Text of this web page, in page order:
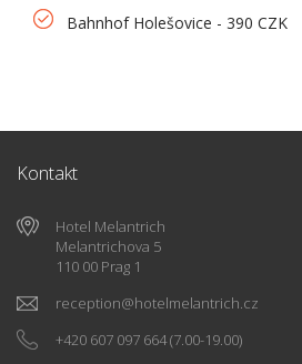
Bahnhof Holešovice - 390 CZK
Kontakt
Hotel Melantrich
Melantrichova 5
110 00 Prag 1
reception@hotelmelantrich.cz
+420 607 097 664(7.00-19.00)